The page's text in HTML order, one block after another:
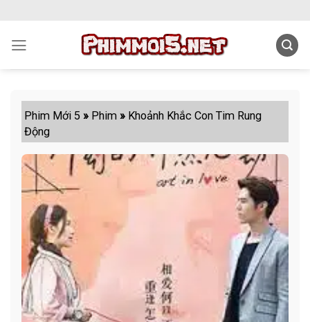
content
Phim Mới 5 » Phim » Khoảnh Khắc Con Tim Rung
Động